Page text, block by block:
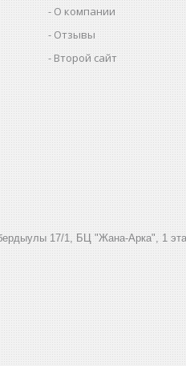
О компании
Отзывы
Второй сайт
17/1, БЦ "Жана-Арка", 1